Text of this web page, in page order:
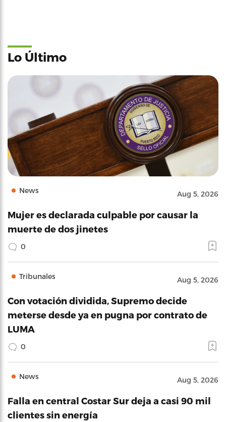
Lo Último
News Aug 5, 2026
Mujer es declarada culpable por causar la
muerte de dos jinetes
0
Tribunales Aug 5, 2026
Con votación dividida, Supremo decide
meterse desde ya en pugna por contrato de
LUMA
0
News Aug 5, 2026
Falla en central Costar Sur deja a casi 90 mil
clientes sin energía